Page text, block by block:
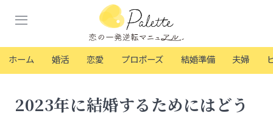
ホーム 婚活 恋愛 プロポーズ 結婚準備 夫婦
2023年に結婚するためにはどう